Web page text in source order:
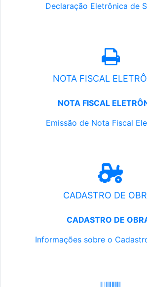
Declaração Eletrônica de
NOTA FISCAL
NOTA FISCAL
Emissão de Nota Fiscal
CADASTRO DE
CADASTRO DE
Informações sobre o